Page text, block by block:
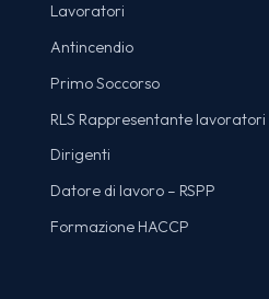
Lavoratori
Antincendio
Primo Soccorso
RLS Rappresentante lavoratori
Dirigenti
Datore di lavoro – RSPP
Formazione HACCP